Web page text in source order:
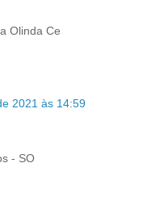
Olinda Ce
2021 às 14:59
- SO